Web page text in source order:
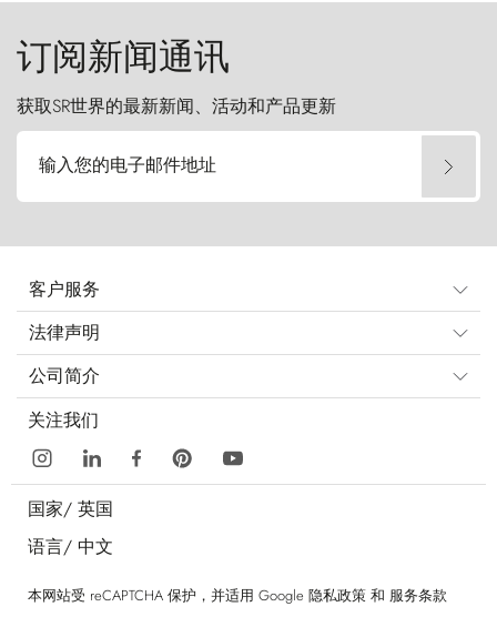
订阅新闻通讯
获取SR世界的最新新闻、活动和产品更新
输入您的电子邮件地址
客户服务
法律声明
公司简介
关注我们
国家/ 英国
语言/ 中文
本网站受 reCAPTCHA 保护，并适用 Google 隐私政策 和 服务条款